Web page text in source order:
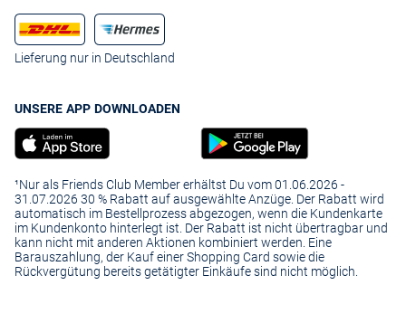
Lieferung nur in Deutschland
UNSERE APP DOWNLOADEN
¹Nur als Friends Club Member erhältst Du vom 01.06.2026 -
31.07.2026 30 % Rabatt auf ausgewählte Anzüge. Der Rabatt wird
automatisch im Bestellprozess abgezogen, wenn die Kundenkarte
im Kundenkonto hinterlegt ist. Der Rabatt ist nicht übertragbar und
kann nicht mit anderen Aktionen kombiniert werden. Eine
Barauszahlung, der Kauf einer Shopping Card sowie die
Rückvergütung bereits getätigter Einkäufe sind nicht möglich.